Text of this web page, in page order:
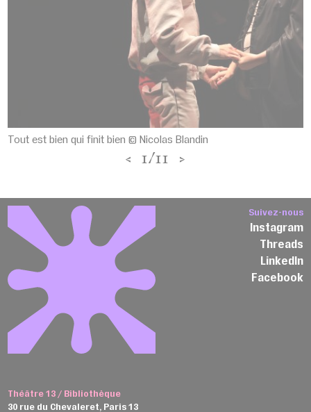
Tout est bien qui finit bien © Nicolas Blandin
< 1/11 >
Théâtre 13 / Bibliothèque
30 rue du Chevaleret, Paris 13
Suivez-nous
Instagram
Threads
LinkedIn
Facebook